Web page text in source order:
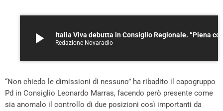
play_arrow Redazione Novaradio
“Non chiedo le dimissioni di nessuno” ha ribadito il capogruppo
Pd in Consiglio Leonardo Marras, facendo però presente come
sia anomalo il controllo di due posizioni così importanti da